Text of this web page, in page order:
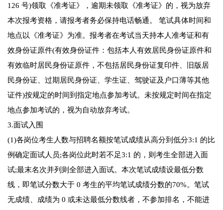
126 号)领取《准考证》，逾期未领取《准考证》的，视为放弃
本次报考资格，请报考者务必保持电话畅通。 笔试具体时间和
地点以《准考证》为准。报考者在考试当天持本人准考证和有
效身份证原件(有效身份证件：包括本人有效居民身份证原件和
有效临时居民身份证原件，不包括居民身份证复印件、旧版居
民身份证、过期居民身份证、学生证、驾驶证及户口薄等其他
证件)按规定的时间到指定地点参加考试。未按规定时间在指定
地点参加考试的，视为自动放弃考试。
3.面试入围
(1)各岗位考生人数与招聘名额按笔试成绩从高分到低分3:1 的比
例确定面试人员;各岗位此时若不足3:1 的，则考生全部进入面
试;最末名次并列则全部进入面试。本次笔试成绩设最低分数
线，即笔试分数大于 0 考生的平均笔试成绩分数的70%。笔试
无成绩、成绩为 0 或未达最低分数线者，不参加排名，不能进